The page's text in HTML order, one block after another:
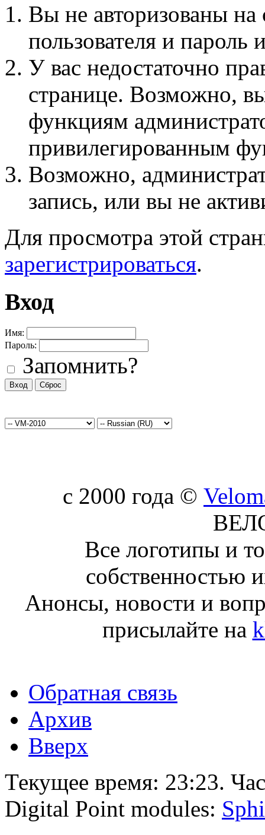
Вы не авторизованы на
пользователя и пароль
У вас недостаточно
странице. Возможно,
функциям
привилегированным
Возможно,
запись, или вы не
Для просмотра этой
зарегистрироваться.
Вход
Имя:
Пароль:
Запомнить?
c 2000 года ©
Все логотипы и
собственностью
Анонсы, новости и
присылайте на
Обратная связь
Архив
Вверх
Текущее время: 23:23.
Digital Point modules: